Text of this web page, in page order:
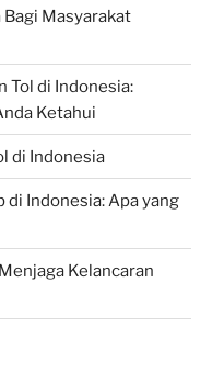
Bagi Masyarakat
Tol di Indonesia:
Ketahui
di Indonesia
di Indonesia: Apa yang
Kelancaran